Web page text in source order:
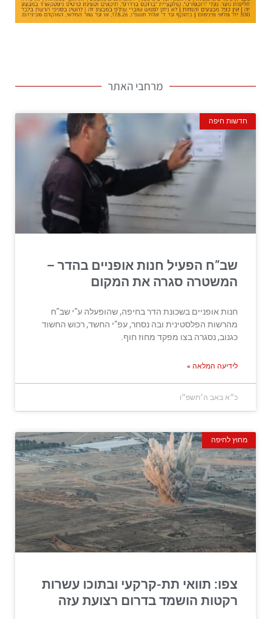
מרחבי האתר
חדשות חיפה
שב”ח הפעיל חנות אופניים בהדר –
המשטרה סגרה את המקום
חנות אופניים בשכונת הדר בחיפה, שהופעלה ע”י שב”ח
מהרשות הפלסטינית ובה נסחר, עפ”י החשד, רכוש החשוד
כגנוב, נסגרה בצו מפקד מחוז חוף.
לידיעה המלאה »
כ״א באב ה׳תשפ״ו
מחוץ לחיפה
צפו: תוואי תת-קרקעי ובתוכו עשרות
רקטות הושמד בדרום רצועת עזה